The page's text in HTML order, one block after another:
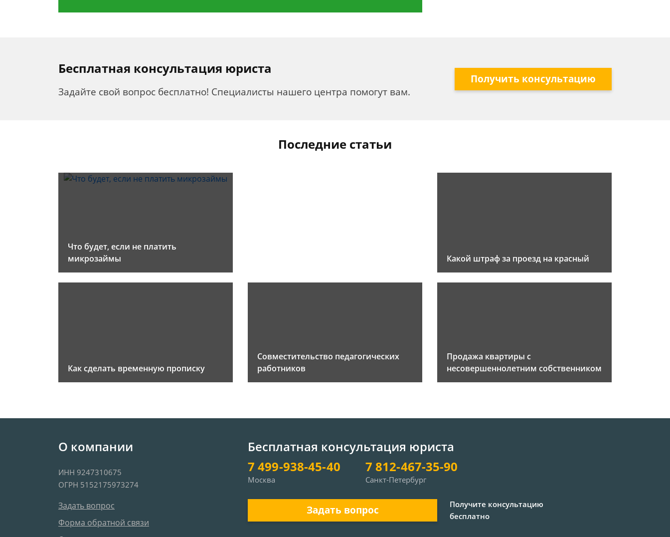
Бесплатная консультация юриста
Задайте свой вопрос бесплатно! Специалисты нашего центра помогут вам.
Получить консультацию
Последние статьи
Что будет, если не платить
микрозаймы
Какой штраф за проезд на красный
Как сделать временную прописку
Совместительство педагогических
работников
Продажа квартиры с
несовершеннолетним собственником
О компании
ИНН 9247310675
ОГРН 5152175973274
Задать вопрос
Форма обратной связи
Бесплатная консультация юриста
7 499-938-45-40
Москва
7 812-467-35-90
Санкт-Петербург
Задать вопрос
Получите консультацию
бесплатно